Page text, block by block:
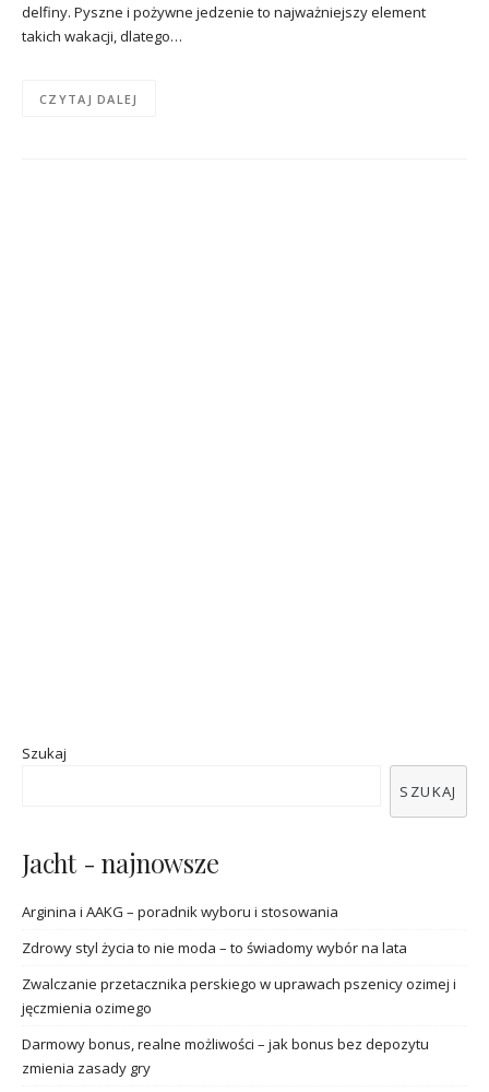
delfiny. Pyszne i pożywne jedzenie to najważniejszy element
takich wakacji, dlatego…
CZYTAJ DALEJ
Szukaj
SZUKAJ
Jacht - najnowsze
Arginina i AAKG – poradnik wyboru i stosowania
Zdrowy styl życia to nie moda – to świadomy wybór na lata
Zwalczanie przetacznika perskiego w uprawach pszenicy ozimej i
jęczmienia ozimego
Darmowy bonus, realne możliwości – jak bonus bez depozytu
zmienia zasady gry